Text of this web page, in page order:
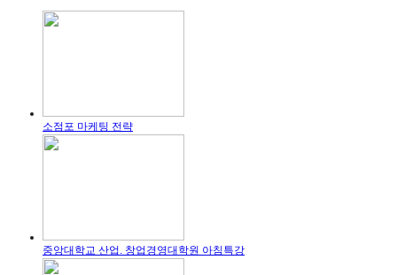
소점포 마케팅 전략
중앙대학교 산업. 창업경영대학원 아침특강